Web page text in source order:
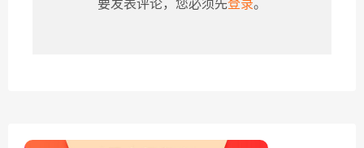
要发表评论，您必须先登录。